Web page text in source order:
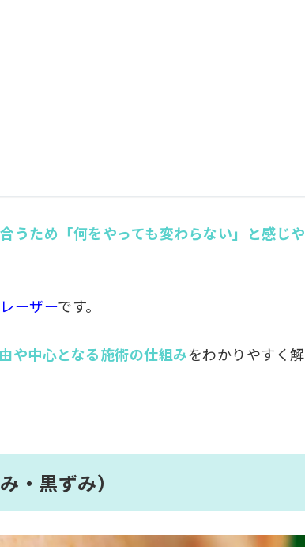
うため「何をやっても変わらない」と感じや
ーザーです。
や中心となる施術の仕組みをわかりやすく解
・黒ずみ）